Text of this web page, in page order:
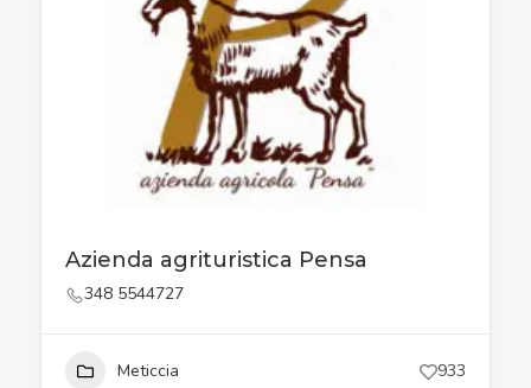
Azienda agrituristica Pensa
348 5544727
Meticcia 933